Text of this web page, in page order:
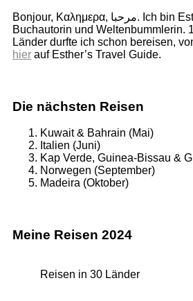
Bonjour, Καλημερα, مرحبا. Ich bin Esther, Fotografin,
Buchautorin und Weltenbummlerin.
Länder durfte ich schon bereisen,
hier auf Esther’s Travel Guide.
Die nächsten Reisen
Kuwait & Bahrain (Mai)
Italien (Juni)
Kap Verde, Guinea-Bissau &
Norwegen (September)
Madeira (Oktober)
Meine Reisen 2024
Reisen in 30 Länder